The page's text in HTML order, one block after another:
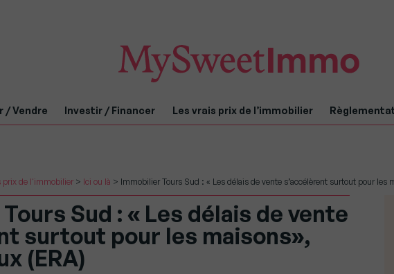
/ Vendre Investir / Financer Les vrais prix de l’immobilier
prix de l'immobilier > Ici ou là > Immobilier Tours Sud : « Les délais de vente s’accélèrent surtout pour les
Sud : « Les délais de vente
surtout pour les maisons»,
(ERA)